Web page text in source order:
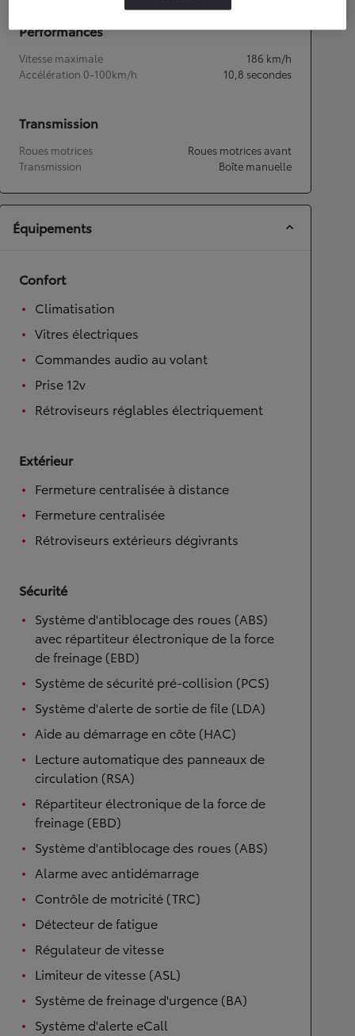
Performances
Vitesse maximale 186 km/h
Accélération 0-100km/h
10,8 secondes
Transmission
Roues motrices
Roues motrices avant
Transmission
Boîte manuelle
Équipements
Confort
Climatisation
Vitres électriques
Commandes audio au volant
Prise 12v
Rétroviseurs réglables électriquement
Extérieur
Fermeture centralisée à distance
Fermeture centralisée
Rétroviseurs extérieurs dégivrants
Sécurité
Système d'antiblocage des roues (ABS)
avec répartiteur électronique de la force
de freinage (EBD)
Système de sécurité pré-collision (PCS)
Système d'alerte de sortie de file (LDA)
Aide au démarrage en côte (HAC)
Lecture automatique des panneaux de
circulation (RSA)
Répartiteur électronique de la force de
freinage (EBD)
Système d'antiblocage des roues (ABS)
Alarme avec antidémarrage
Contrôle de motricité (TRC)
Détecteur de fatigue
Régulateur de vitesse
Limiteur de vitesse (ASL)
Système de freinage d'urgence (BA)
Système d'alerte eCall